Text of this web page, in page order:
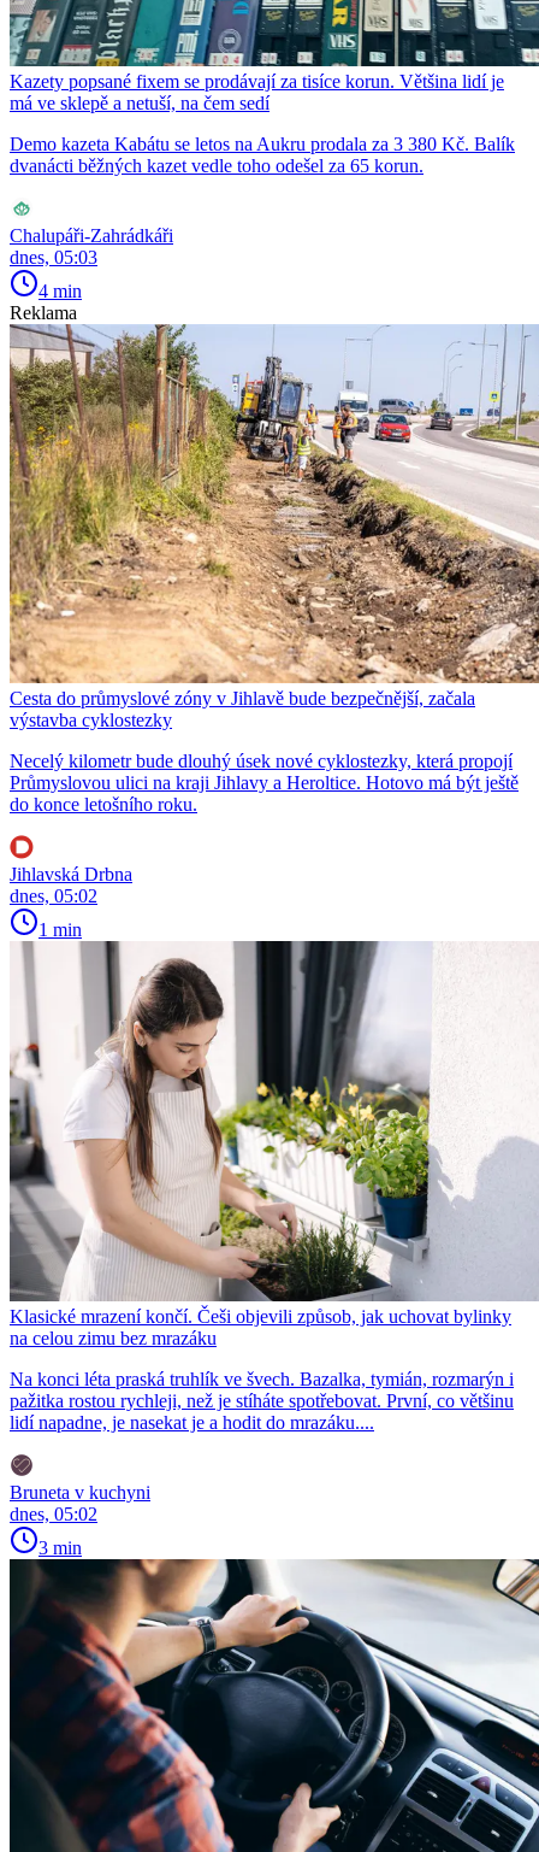
Kazety popsané fixem se prodávají za tisíce korun. Většina lidí je
má ve sklepě a netuší, na čem sedí
Demo kazeta Kabátu se letos na Aukru prodala za 3 380 Kč. Balík
dvanácti běžných kazet vedle toho odešel za 65 korun.
Chalupáři-Zahrádkáři
dnes, 05:03
4 min
Reklama
Cesta do průmyslové zóny v Jihlavě bude bezpečnější, začala
výstavba cyklostezky
Necelý kilometr bude dlouhý úsek nové cyklostezky, která propojí
Průmyslovou ulici na kraji Jihlavy a Heroltice. Hotovo má být ještě
do konce letošního roku.
Jihlavská Drbna
dnes, 05:02
1 min
Klasické mrazení končí. Češi objevili způsob, jak uchovat bylinky
na celou zimu bez mrazáku
Na konci léta praská truhlík ve švech. Bazalka, tymián, rozmarýn i
pažitka rostou rychleji, než je stíháte spotřebovat. První, co většinu
lidí napadne, je nasekat je a hodit do mrazáku....
Bruneta v kuchyni
dnes, 05:02
3 min